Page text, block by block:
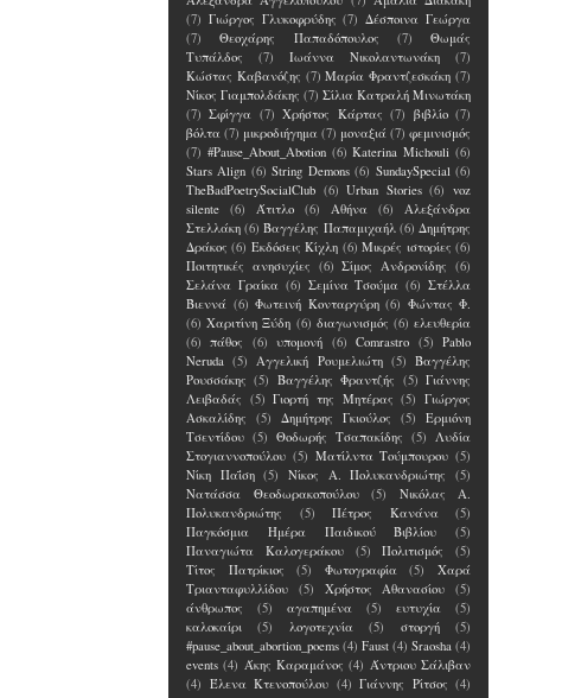
(7) Γιώργος Γλυκοφρύδης (7) Δέσποινα Γεώργα
(7)
Θεοχάρης Παπαδόπουλος (7)
Θωμάς
Τυπάλδος
(7) Ιωάννα Νικολαντωνάκη
(7)
Κώστας Καβανόζης (7) Μαρία Φραντζεσκάκη (7)
Νίκος Γιαμπολδάκης (7) Σίλια Κατραλή Μινωτάκη
(7) Σφίγγα (7) Χρήστος Κάρτας (7) βιβλίο (7)
βόλτα (7) μικροδιήγημα (7) μοναξιά (7) φεμινισμός
(7) #Pause_About_Abotion (6) Katerina Michouli (6)
Stars Align (6) String Demons (6) SundaySpecial (6)
TheBadPoetrySocialClub (6) Urban Stories (6) voz
silente
(6) Άτιτλο (6) Αθήνα (6)
Αλεξάνδρα
Στελλάκη (6) Βαγγέλης Παπαμιχαήλ (6) Δημήτρης
Δράκος (6) Εκδόσεις Κίχλη (6) Μικρές ιστορίες (6)
Ποιτητικές ανησυχίες (6) Σίμος Ανδρονίδης (6)
Σελάνα Γραίκα (6) Σεμίνα Τσούμα (6) Στέλλα
Βιεννά (6) Φωτεινή Κονταργύρη (6) Φώντας Φ.
(6) Χαριτίνη Ξύδη (6) διαγωνισμός (6) ελευθερία
(6)
πάθος (6) υπομονή (6) Comrastro (5) Pablo
Neruda (5) Αγγελική Ρουμελιώτη (5) Βαγγέλης
Ρουσσάκης (5) Βαγγέλης Φραντζής (5) Γιάννης
Λειβαδάς (5) Γιορτή της Μητέρας (5) Γιώργος
Ασκαλίδης
(5) Δημήτρης Γκιούλος (5)
Ερμιόνη
Τσεντίδου (5) Θοδωρής Τσαπακίδης (5) Λυδία
Στογιαννοπούλου (5) Ματίλντα Τούμπουρου (5)
Νίκη Παΐση (5) Νίκος Α. Πολυκανδριώτης
(5)
Νατάσσα Θεοδωρακοπούλου
(5)
Νικόλας Α.
Πολυκανδριώτης
(5) Πέτρος Κανάνα
(5)
Παγκόσμια Ημέρα Παιδικού Βιβλίου
(5)
Παναγιώτα Καλογεράκου
(5) Πολιτισμός
(5)
Τίτος Πατρίκιος
(5) Φωτογραφία (5)
Χαρά
Τριανταφυλλίδου
(5) Χρήστος Αθανασίου
(5)
άνθρωπος
(5) αγαπημένα (5) ευτυχία
(5)
καλοκαίρι
(5) λογοτεχνία (5) στοργή
(5)
#pause_about_abortion_poems (4) Faust (4) Sraosha (4)
events (4) Άκης Καραμάνος (4) Άντριου Σάλιβαν
(4) Έλενα Kτενοπούλου (4) Γιάννης Ρίτσος (4)